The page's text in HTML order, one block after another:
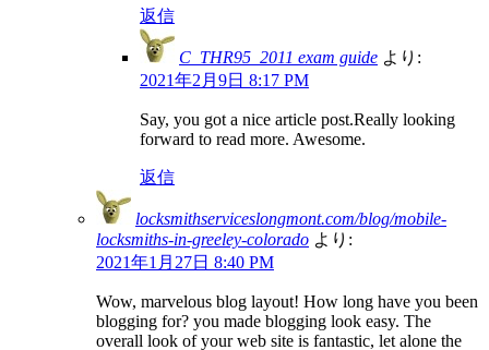
返信
C_THR95_2011 exam guide より:
2021年2月9日 8:17 PM
Say, you got a nice article post.Really looking
forward to read more. Awesome.
返信
locksmithserviceslongmont.com/blog/mobile-
locksmiths-in-greeley-colorado より:
2021年1月27日 8:40 PM
Wow, marvelous blog layout! How long have you been
blogging for? you made blogging look easy. The
overall look of your web site is fantastic, let alone the